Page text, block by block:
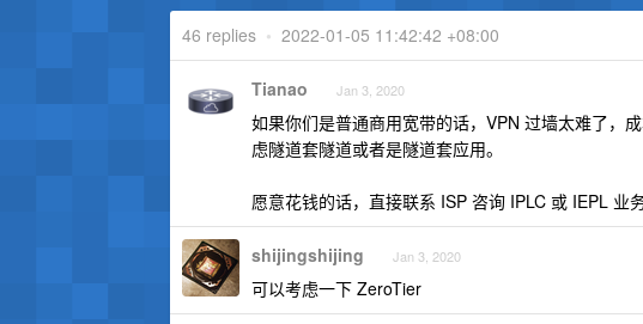
46 replies • 2022-01-05 11:42:42 +08:00
Tianao Jan 3, 2020
如果你们是普通商用宽带的话，VPN 过墙太难了，
虑隧道套隧道或者是隧道套应用。
愿意花钱的话，直接联系 ISP 咨询 IPLC 或 IEPL 业务
shijingshijing Jan 3, 2020
可以考虑一下 ZeroTier